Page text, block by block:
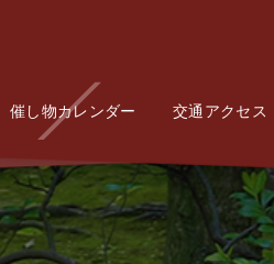
催し物カレンダー
Event 交通アクセス
Access